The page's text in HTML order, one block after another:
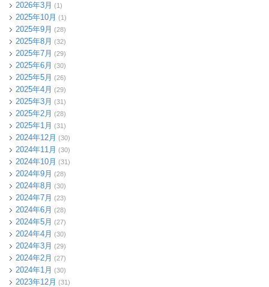
2026年3月 (1)
2025年10月 (1)
2025年9月 (28)
2025年8月 (32)
2025年7月 (29)
2025年6月 (30)
2025年5月 (26)
2025年4月 (29)
2025年3月 (31)
2025年2月 (28)
2025年1月 (31)
2024年12月 (30)
2024年11月 (30)
2024年10月 (31)
2024年9月 (28)
2024年8月 (30)
2024年7月 (23)
2024年6月 (28)
2024年5月 (27)
2024年4月 (30)
2024年3月 (29)
2024年2月 (27)
2024年1月 (30)
2023年12月 (31)